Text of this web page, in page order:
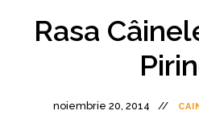
Ingrijire
Rasa
noiembrie 20, 2014